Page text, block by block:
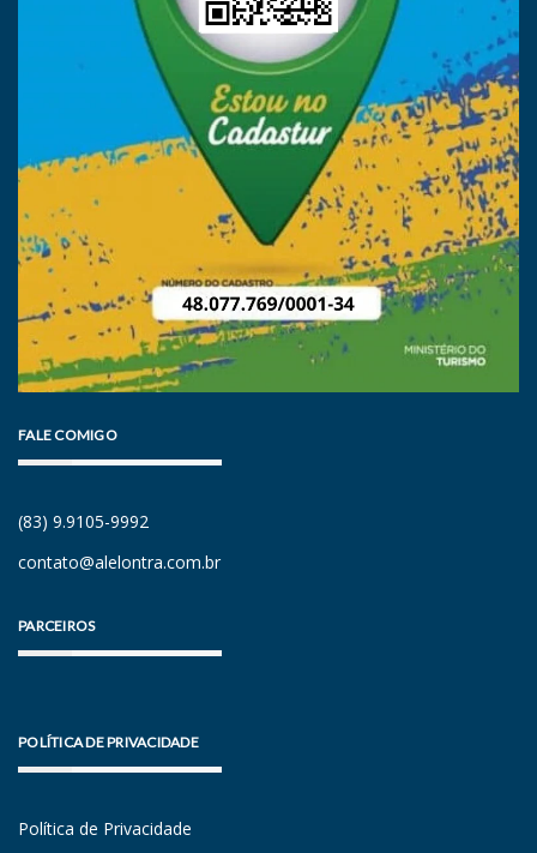
FALE COMIGO
(83) 9.9105-9992
contato@alelontra.com.br
PARCEIROS
POLÍTICA DE PRIVACIDADE
Política de Privacidade